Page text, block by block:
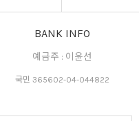
BANK INFO
예금주 : 이윤선
국민 365602-04-044822